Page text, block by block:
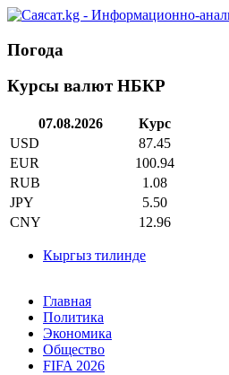
Погода
Курсы валют НБКР
07.08.2026
Курс
USD
87.45
EUR
100.94
RUB
1.08
JPY
5.50
CNY
12.96
Кыргыз тилинде
Главная
Политика
Экономика
Общество
FIFA 2026